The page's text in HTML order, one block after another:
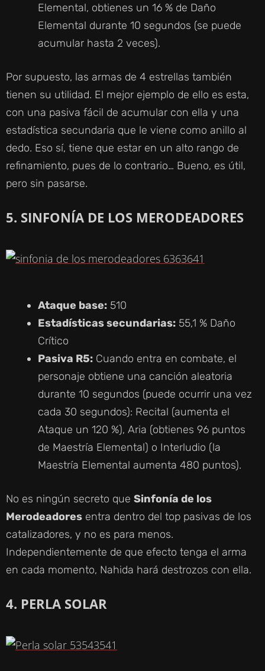
Elemental, obtienes un 16 % de Daño
Elemental durante 10 segundos (se puede
acumular hasta 2 veces).
Por supuesto, las armas de 4 estrellas también
tienen su utilidad. El mejor ejemplo de ello es esta,
con una pasiva fácil de acumular con ella y una
estadística secundaria que le viene como anillo al
dedo. Eso sí, tiene que estar en un alto rango de
refinamiento, pues de lo contrario… Bueno, es útil,
pero sin pasarse.
5. SINFONÍA DE LOS MERODEADORES
Ataque base: 510
Estadísticas secundarias: 55,1 % Daño
Crítico
Pasiva R5: Cuando entra en combate, el
personaje obtiene una canción aleatoria
durante 10 segundos (puede ocurrir una vez
cada 30 segundos): Recital (aumenta el
Ataque un 120 %), Aria (obtienes 96 puntos
de Maestría Elemental) o Interludio (la
Maestría Elemental aumenta 480 puntos).
No es ningún secreto que Sinfonía de los
Merodeadores entra dentro del top pasivas de los
catalizadores, y no es para menos.
Independientemente de que efecto tenga el arma
en cada momento, Nahida hará destrozos con ella.
4. PERLA SOLAR